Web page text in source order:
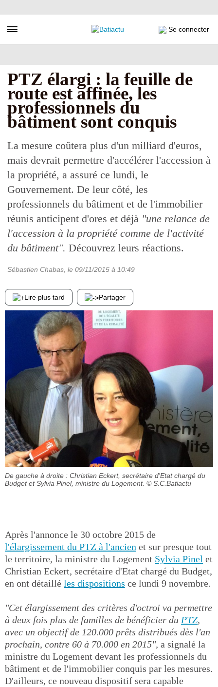
au
principal
Toggle navigation Se connecter
PTZ élargi : la feuille de
route est affinée, les
professionnels du
bâtiment sont conquis
La mesure coûtera plus d'un milliard d'euros,
mais devrait permettre d'accélérer l'accession à
la propriété, a assuré ce lundi, le
Gouvernement. De leur côté, les
professionnels du bâtiment et de l'immobilier
réunis anticipent d'ores et déjà "une relance de
l'accession à la propriété comme de l'activité
du bâtiment". Découvrez leurs réactions.
Sébastien Chabas , le 09/11/2015 à 10:49
Lire plus tard Partager
De gauche à droite : Christian Eckert, secrétaire d'Etat chargé du
Budget et Sylvia Pinel, ministre du Logement. © S.C.Batiactu
Après l'annonce le 30 octobre 2015 de
l'élargissement du PTZ à l'ancien et sur presque tout
le territoire, la ministre du Logement Sylvia Pinel et
Christian Eckert, secrétaire d'Etat chargé du Budget,
en ont détaillé les dispositions ce lundi 9 novembre.
"Cet élargissement des critères d'octroi va permettre
à deux fois plus de familles de bénéficier du PTZ,
avec un objectif de 120.000 prêts distribués dès l'an
prochain, contre 60 à 70.000 en 2015", a signalé la
ministre du Logement devant les professionnels du
bâtiment et de l'immobilier conquis par les mesures.
D'ailleurs, ce nouveau dispositif sera capable